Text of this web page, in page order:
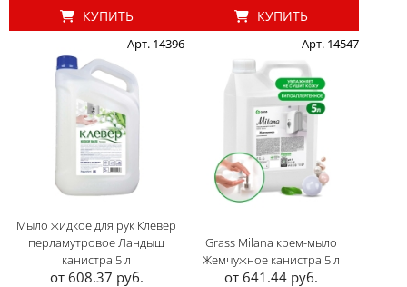
КУПИТЬ КУПИТЬ
Арт. 14396
Мыло жидкое для рук Клевер
перламутровое Ландыш
канистра 5 л
от 608.37 руб.
Арт. 14547
Grass Milana крем-мыло
Жемчужное канистра 5 л
от 641.44 руб.